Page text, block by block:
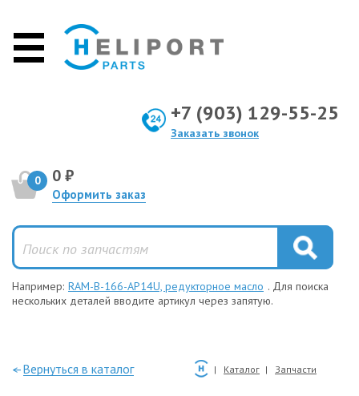
+7 (903) 129-55-25
Заказать звонок
0 0 ₽
Оформить заказ
Например: RAM-B-166-AP14U, редукторное масло . Для поиска
нескольких деталей вводите артикул через запятую.
—Вернуться в каталог Каталог Запчасти